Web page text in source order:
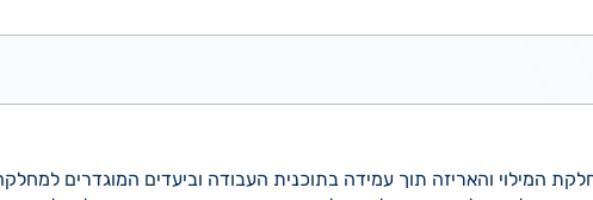
המילוי והאריזה תוך עמידה בתוכנית העבודה וביעדים המוגדרים